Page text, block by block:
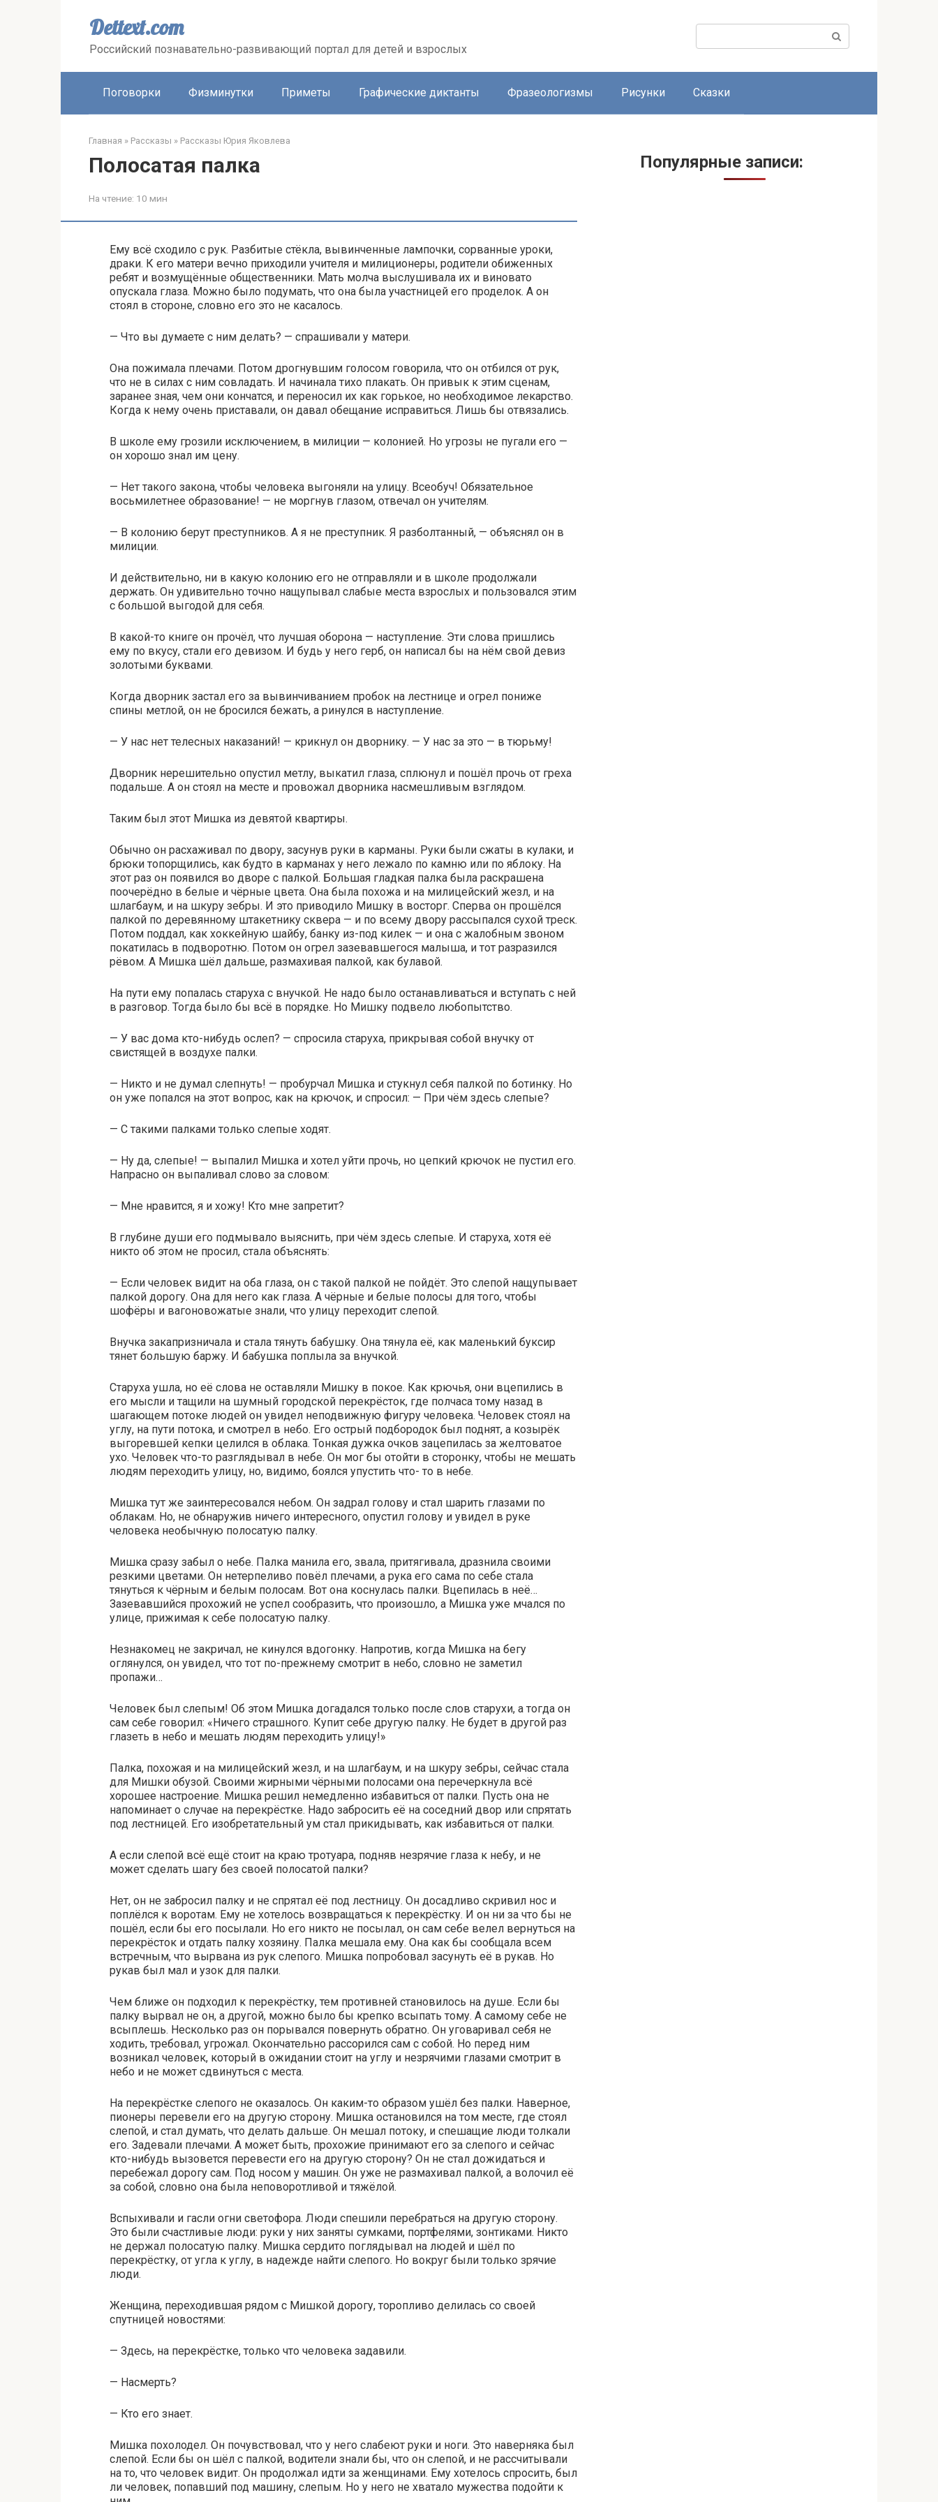
Dettext.com
Российский познавательно-развивающий портал для детей и взрослых
Поиск:
Поговорки Физминутки Приметы Графические диктанты Фразеологизмы Рисунки Сказки
Главная » Рассказы » Рассказы Юрия Яковлева
Полосатая палка
На чтение: 10 мин
Ему всё сходило с рук. Разбитые стёкла, вывинченные лампочки, сорванные уроки,
драки. К его матери вечно приходили учителя и милиционеры, родители обиженных
ребят и возмущённые общественники. Мать молча выслушивала их и виновато
опускала глаза. Можно было подумать, что она была участницей его проделок. А он
стоял в стороне, словно его это не касалось.
— Что вы думаете с ним делать? — спрашивали у матери.
Она пожимала плечами. Потом дрогнувшим голосом говорила, что он отбился от рук,
что не в силах с ним совладать. И начинала тихо плакать. Он привык к этим сценам,
заранее зная, чем они кончатся, и переносил их как горькое, но необходимое лекарство.
Когда к нему очень приставали, он давал обещание исправиться. Лишь бы отвязались.
В школе ему грозили исключением, в милиции — колонией. Но угрозы не пугали его —
он хорошо знал им цену.
— Нет такого закона, чтобы человека выгоняли на улицу. Всеобуч! Обязательное
восьмилетнее образование! — не моргнув глазом, отвечал он учителям.
— В колонию берут преступников. А я не преступник. Я разболтанный, — объяснял он в
милиции.
И действительно, ни в какую колонию его не отправляли и в школе продолжали
держать. Он удивительно точно нащупывал слабые места взрослых и пользовался этим
с большой выгодой для себя.
В какой-то книге он прочёл, что лучшая оборона — наступление. Эти слова пришлись
ему по вкусу, стали его девизом. И будь у него герб, он написал бы на нём свой девиз
золотыми буквами.
Когда дворник застал его за вывинчиванием пробок на лестнице и огрел пониже
спины метлой, он не бросился бежать, а ринулся в наступление.
— У нас нет телесных наказаний! — крикнул он дворнику. — У нас за это — в тюрьму!
Дворник нерешительно опустил метлу, выкатил глаза, сплюнул и пошёл прочь от греха
подальше. А он стоял на месте и провожал дворника насмешливым взглядом.
Таким был этот Мишка из девятой квартиры.
Обычно он расхаживал по двору, засунув руки в карманы. Руки были сжаты в кулаки, и
брюки топорщились, как будто в карманах у него лежало по камню или по яблоку. На
этот раз он появился во дворе с палкой. Большая гладкая палка была раскрашена
поочерёдно в белые и чёрные цвета. Она была похожа и на милицейский жезл, и на
шлагбаум, и на шкуру зебры. И это приводило Мишку в восторг. Сперва он прошёлся
палкой по деревянному штакетнику сквера — и по всему двору рассыпался сухой треск.
Потом поддал, как хоккейную шайбу, банку из-под килек — и она с жалобным звоном
покатилась в подворотню. Потом он огрел зазевавшегося малыша, и тот разразился
рёвом. А Мишка шёл дальше, размахивая палкой, как булавой.
На пути ему попалась старуха с внучкой. Не надо было останавливаться и вступать с ней
в разговор. Тогда было бы всё в порядке. Но Мишку подвело любопытство.
— У вас дома кто-нибудь ослеп? — спросила старуха, прикрывая собой внучку от
свистящей в воздухе палки.
— Никто и не думал слепнуть! — пробурчал Мишка и стукнул себя палкой по ботинку. Но
он уже попался на этот вопрос, как на крючок, и спросил: — При чём здесь слепые?
— С такими палками только слепые ходят.
— Ну да, слепые! — выпалил Мишка и хотел уйти прочь, но цепкий крючок не пустил его.
Напрасно он выпаливал слово за словом:
— Мне нравится, я и хожу! Кто мне запретит?
В глубине души его подмывало выяснить, при чём здесь слепые. И старуха, хотя её
никто об этом не просил, стала объяснять:
— Если человек видит на оба глаза, он с такой палкой не пойдёт. Это слепой нащупывает
палкой дорогу. Она для него как глаза. А чёрные и белые полосы для того, чтобы
шофёры и вагоновожатые знали, что улицу переходит слепой.
Внучка закапризничала и стала тянуть бабушку. Она тянула её, как маленький буксир
тянет большую баржу. И бабушка поплыла за внучкой.
Старуха ушла, но её слова не оставляли Мишку в покое. Как крючья, они вцепились в
его мысли и тащили на шумный городской перекрёсток, где полчаса тому назад в
шагающем потоке людей он увидел неподвижную фигуру человека. Человек стоял на
углу, на пути потока, и смотрел в небо. Его острый подбородок был поднят, а козырёк
выгоревшей кепки целился в облака. Тонкая дужка очков зацепилась за желтоватое
ухо. Человек что-то разглядывал в небе. Он мог бы отойти в сторонку, чтобы не мешать
людям переходить улицу, но, видимо, боялся упустить что- то в небе.
Мишка тут же заинтересовался небом. Он задрал голову и стал шарить глазами по
облакам. Но, не обнаружив ничего интересного, опустил голову и увидел в руке
человека необычную полосатую палку.
Мишка сразу забыл о небе. Палка манила его, звала, притягивала, дразнила своими
резкими цветами. Он нетерпеливо повёл плечами, а рука его сама по себе стала
тянуться к чёрным и белым полосам. Вот она коснулась палки. Вцепилась в неё…
Зазевавшийся прохожий не успел сообразить, что произошло, а Мишка уже мчался по
улице, прижимая к себе полосатую палку.
Незнакомец не закричал, не кинулся вдогонку. Напротив, когда Мишка на бегу
оглянулся, он увидел, что тот по-прежнему смотрит в небо, словно не заметил
пропажи…
Человек был слепым! Об этом Мишка догадался только после слов старухи, а тогда он
сам себе говорил: «Ничего страшного. Купит себе другую палку. Не будет в другой раз
глазеть в небо и мешать людям переходить улицу!»
Палка, похожая и на милицейский жезл, и на шлагбаум, и на шкуру зебры, сейчас стала
для Мишки обузой. Своими жирными чёрными полосами она перечеркнула всё
хорошее настроение. Мишка решил немедленно избавиться от палки. Пусть она не
напоминает о случае на перекрёстке. Надо забросить её на соседний двор или спрятать
под лестницей. Его изобретательный ум стал прикидывать, как избавиться от палки.
А если слепой всё ещё стоит на краю тротуара, подняв незрячие глаза к небу, и не
может сделать шагу без своей полосатой палки?
Нет, он не забросил палку и не спрятал её под лестницу. Он досадливо скривил нос и
поплёлся к воротам. Ему не хотелось возвращаться к перекрёстку. И он ни за что бы не
пошёл, если бы его посылали. Но его никто не посылал, он сам себе велел вернуться на
перекрёсток и отдать палку хозяину. Палка мешала ему. Она как бы сообщала всем
встречным, что вырвана из рук слепого. Мишка попробовал засунуть её в рукав. Но
рукав был мал и узок для палки.
Чем ближе он подходил к перекрёстку, тем противней становилось на душе. Если бы
палку вырвал не он, а другой, можно было бы крепко всыпать тому. А самому себе не
всыплешь. Несколько раз он порывался повернуть обратно. Он уговаривал себя не
ходить, требовал, угрожал. Окончательно рассорился сам с собой. Но перед ним
возникал человек, который в ожидании стоит на углу и незрячими глазами смотрит в
небо и не может сдвинуться с места.
На перекрёстке слепого не оказалось. Он каким-то образом ушёл без палки. Наверное,
пионеры перевели его на другую сторону. Мишка остановился на том месте, где стоял
слепой, и стал думать, что делать дальше. Он мешал потоку, и спешащие люди толкали
его. Задевали плечами. А может быть, прохожие принимают его за слепого и сейчас
кто-нибудь вызовется перевести его на другую сторону? Он не стал дожидаться и
перебежал дорогу сам. Под носом у машин. Он уже не размахивал палкой, а волочил её
за собой, словно она была неповоротливой и тяжёлой.
Вспыхивали и гасли огни светофора. Люди спешили перебраться на другую сторону.
Это были счастливые люди: руки у них заняты сумками, портфелями, зонтиками. Никто
не держал полосатую палку. Мишка сердито поглядывал на людей и шёл по
перекрёстку, от угла к углу, в надежде найти слепого. Но вокруг были только зрячие
люди.
Женщина, переходившая рядом с Мишкой дорогу, торопливо делилась со своей
спутницей новостями:
— Здесь, на перекрёстке, только что человека задавили.
— Насмерть?
— Кто его знает.
Мишка похолодел. Он почувствовал, что у него слабеют руки и ноги. Это наверняка был
слепой. Если бы он шёл с палкой, водители знали бы, что он слепой, и не рассчитывали
на то, что человек видит. Он продолжал идти за женщинами. Ему хотелось спросить, был
ли человек, попавший под машину, слепым. Но у него не хватало мужества подойти к
Популярные записи: